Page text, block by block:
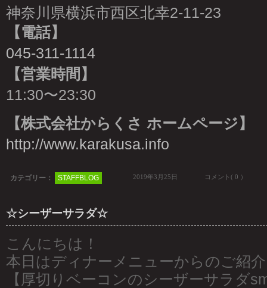
神奈川県横浜市西区北幸2-11-23
【電話】
045-311-1114
【営業時間】
11:30〜23:30
【株式会社からくさ ホームページ】
http://www.karakusa.info
カテゴリー： STAFFBLOG 2019年3月25日 コメント( 0 ）
☆シーザーサラダ☆
こんにちは！
本日はディナーメニューからのご紹
【厚切りベーコンのシーザーサラダ